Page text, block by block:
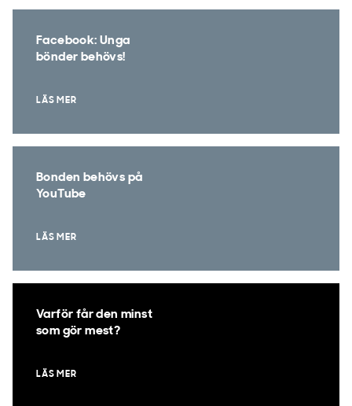
Facebook: Unga
bönder behövs!
LÄS MER
Bonden behövs på
YouTube
LÄS MER
Varför får den minst
som gör mest?
LÄS MER